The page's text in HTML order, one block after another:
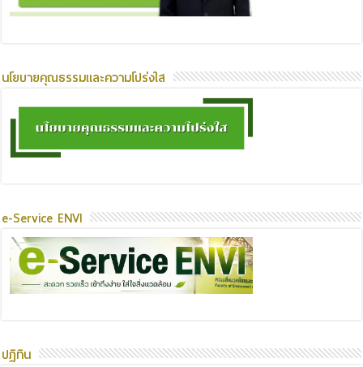
นโยบายคุณธรรมและความโปร่งใส
e-Service ENVI
ปฏิทิน